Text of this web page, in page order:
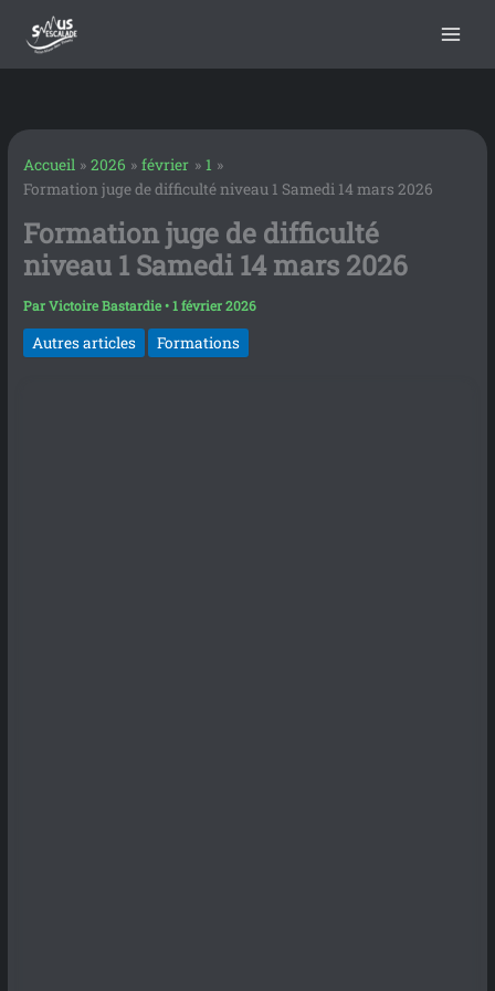
principal
contenu
Accueil 2026 février
1
Formation juge de difficulté niveau 1 Samedi 14 mars 2026
Formation juge de difficulté
niveau 1 Samedi 14 mars 2026
ParVictoire Bastardie•1 février 2026
Autres articles Formations